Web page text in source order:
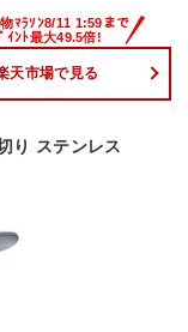
天市場で見る
り ステンレス